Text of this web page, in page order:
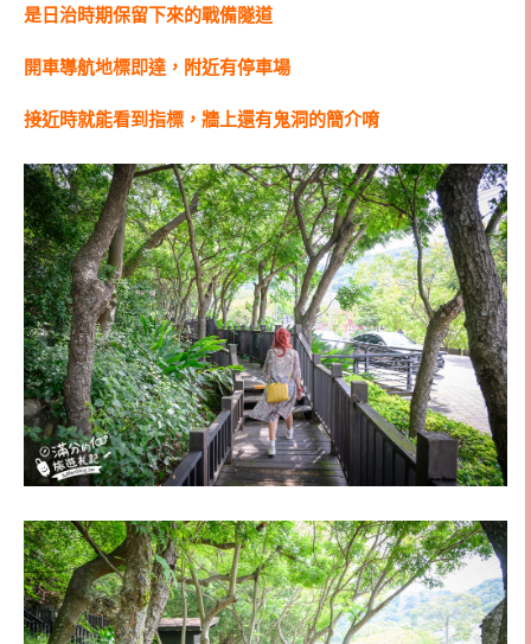
是日治時期保留下來的戰備隧道
開車導航地標即達，附近有停車場
接近時就能看到指標，牆上還有鬼洞的簡介唷